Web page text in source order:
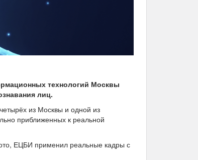
технологий Москвы
лиц.
из Москвы и одной из
приближенных к реальной
ЕЦБИ применил реальные кадры с